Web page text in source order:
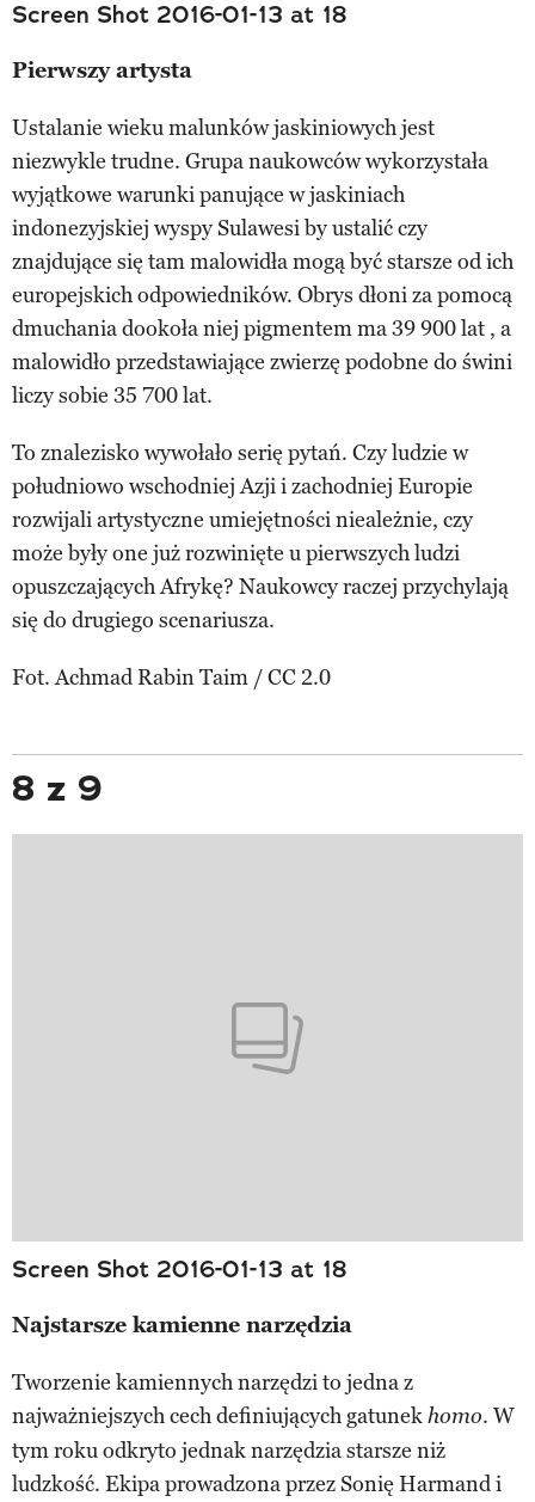
Screen Shot 2016-01-13 at 18
Pierwszy artysta
Ustalanie wieku malunków jaskiniowych jest
niezwykle trudne. Grupa naukowców wykorzystała
wyjątkowe warunki panujące w jaskiniach
indonezyjskiej wyspy Sulawesi by ustalić czy
znajdujące się tam malowidła mogą być starsze od ich
europejskich odpowiedników. Obrys dłoni za pomocą
dmuchania dookoła niej pigmentem ma 39 900 lat , a
malowidło przedstawiające zwierzę podobne do świni
liczy sobie 35 700 lat.
To znalezisko wywołało serię pytań. Czy ludzie w
południowo wschodniej Azji i zachodniej Europie
rozwijali artystyczne umiejętności nieależnie, czy
może były one już rozwinięte u pierwszych ludzi
opuszczających Afrykę? Naukowcy raczej przychylają
się do drugiego scenariusza.
Fot. Achmad Rabin Taim / CC 2.0
8 z 9
Screen Shot 2016-01-13 at 18
Najstarsze kamienne narzędzia
Tworzenie kamiennych narzędzi to jedna z
najważniejszych cech definiujących gatunekhomo. W
tym roku odkryto jednak narzędzia starsze niż
ludzkość. Ekipa prowadzona przez Sonię Harmand i